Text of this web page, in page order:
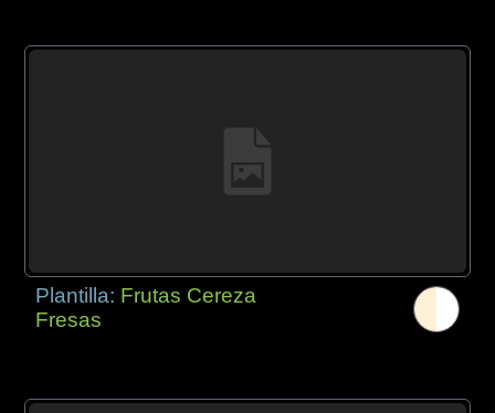
Plantilla: Frutas Cereza
Fresas